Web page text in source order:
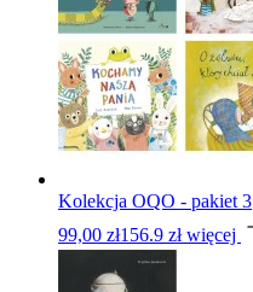
Kolekcja OQO - pakiet 3
99,00 zł156.9 zł więcej